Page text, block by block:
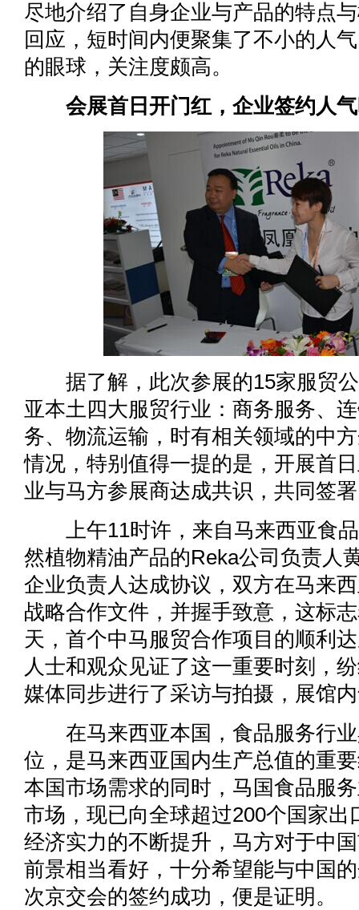
尽地介绍了自身企业与产品的特点
回应，短时间内便聚集了不小的人
的眼球，关注度颇高。
会展首日开门红，企业签约人
据了解，此次参展的15家服贸公
亚本土四大服贸行业：商务服务、
务、物流运输，时有相关领域的中
情况，特别值得一提的是，开展首
业与马方参展商达成共识，共同签
上午11时许，来自马来西亚食品
然植物精油产品的Reka公司负责人
企业负责人达成协议，双方在马来
战略合作文件，并握手致意，这标
天，首个中马服贸合作项目的顺利
人士和观众见证了这一重要时刻，
媒体同步进行了采访与拍摄，展馆
在马来西亚本国，食品服务行业
位，是马来西亚国内生产总值的重
本国市场需求的同时，马国食品服
市场，现已向全球超过200个国家出
经济实力的不断提升，马方对于中
前景相当看好，十分希望能与中国
次京交会的签约成功，便是证明。